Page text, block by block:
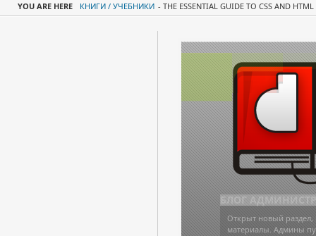
YOU ARE HERE КНИГИ / УЧЕБНИКИ - THE ESSENTIAL GUIDE TO CSS AND
АРХИВ ФАЙЛОВ
Архив файлов сайта
Дополнения для